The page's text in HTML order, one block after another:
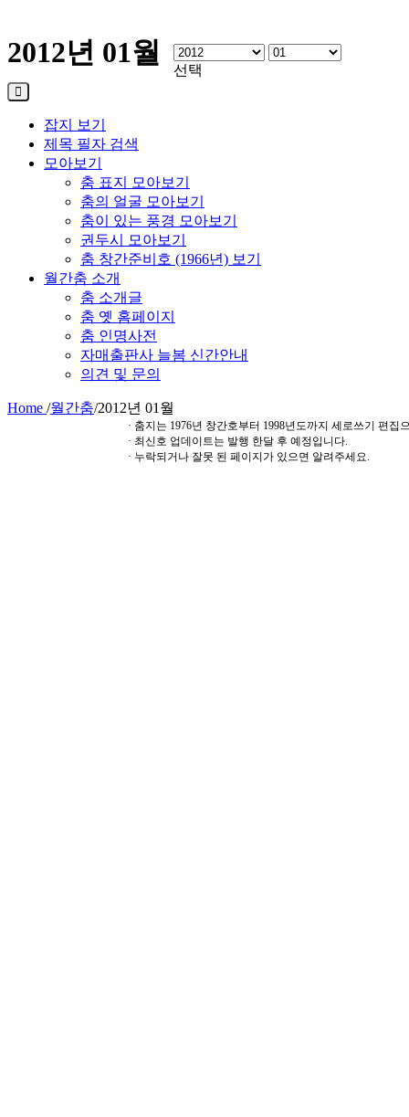
2012년 01월
선택
잡지 보기
제목 필자 검색
모아보기
춤 표지 모아보기
춤의 얼굴 모아보기
춤이 있는 풍경 모아보기
권두시 모아보기
춤 창간준비호 (1966년) 보기
월간춤 소개
춤 소개글
춤 옛 홈페이지
춤 인명사전
자매출판사 늘봄 신간안내
의견 및 문의
Home /월간춤/2012년 01월
· 춤지는 1976년 창간호부터 1998년도까지 세로쓰기 편집
· 최신호 업데이트는 발행 한달 후 예정입니다.
· 누락되거나 잘못 된 페이지가 있으면 알려주세요.